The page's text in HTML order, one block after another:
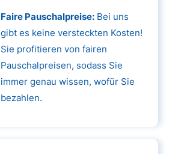
Faire Pauschalpreise:Bei uns
gibt es keine versteckten Kosten!
Sie profitieren von fairen
Pauschalpreisen, sodass Sie
immer genau wissen, wofür Sie
bezahlen.